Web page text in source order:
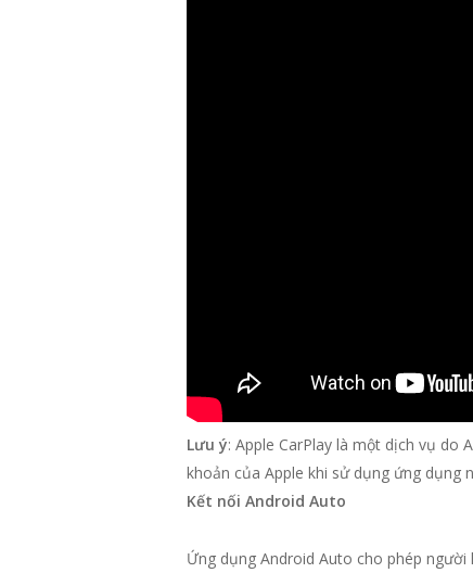
Lưu ý: Apple CarPlay là một dịch vụ do
khoản của Apple khi sử dụng ứng dụng
Kết nối Android Auto
Ứng dụng Android Auto cho phép